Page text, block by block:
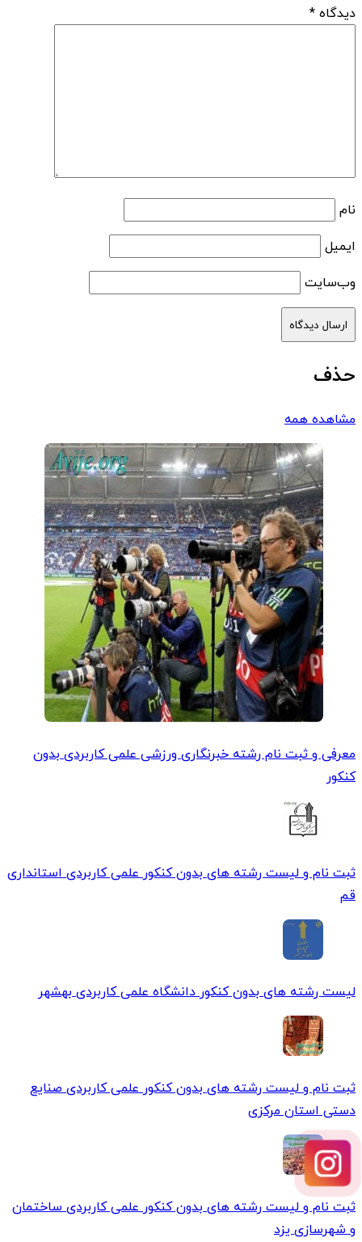
دیدگاه*
نام
ایمیل
وب‌سایت
حذف
مشاهده همه
معرفی و ثبت نام رشته خبرنگاری ورزشی علمی کاربردی بدون
کنکور
ثبت نام و لیست رشته های بدون کنکور علمی کاربردی استانداری
قم
لیست رشته های بدون کنکور دانشگاه علمی کاربردی بهشهر
ثبت نام و لیست رشته های بدون کنکور علمی کاربردی صنایع
دستی استان مركزی
ثبت نام و لیست رشته های بدون کنکور علمی کاربردی ساختمان
و شهرسازی یزد